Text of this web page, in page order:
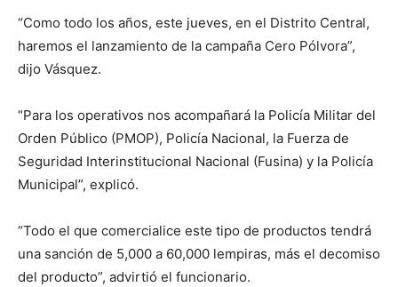
“Como todo los años, este jueves, en el Distrito Central,
haremos el lanzamiento de la campaña Cero Pólvora”,
dijo Vásquez.
“Para los operativos nos acompañará la Policía Militar del
Orden Público (PMOP), Policía Nacional, la Fuerza de
Seguridad Interinstitucional Nacional (Fusina) y la Policía
Municipal”, explicó.
“Todo el que comercialice este tipo de productos tendrá
una sanción de 5,000 a 60,000 lempiras, más el decomiso
del producto”, advirtió el funcionario.